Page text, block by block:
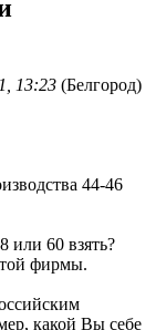
13:23 (Белгород)
44-46
или 60 взять?
фирмы.
какой Вы себе